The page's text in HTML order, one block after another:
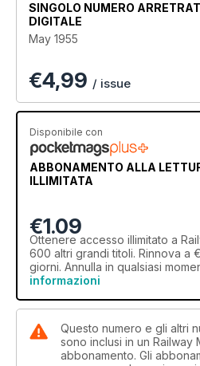
SINGOLO NUMERO
DIGITALE
May 1955
€4,99 / issue
Disponibile con
ABBONAMENTO ALLA
ILLIMITATA
€1.09
Ottenere accesso illimitato a
600 altri grandi titoli. Rinnova a
giorni. Annulla in qualsiasi
informazioni
Questo numero e gli altri
sono inclusi in un Railway
abbonamento. Gli